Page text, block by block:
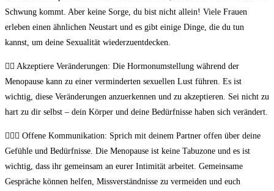
Schwung kommt. Aber keine ‌Sorge, du bist nicht allein! Viele ⁢Frauen
erleben einen ⁣ähnlichen Neustart und es ⁤gibt einige ⁤Dinge, die du tun
kannst, ‍um deine Sexualität wiederzuentdecken.
💆‍♀️ Akzeptiere Veränderungen: Die ⁣Hormonumstellung während der
‍Menopause kann zu einer verminderten sexuellen Lust führen. Es ist
wichtig, diese Veränderungen anzuerkennen und zu akzeptieren.‌ Sei nicht zu
hart zu dir‍ selbst – dein Körper und deine⁣ Bedürfnisse​ haben sich verändert.
👩‍❤️‍👨 Offene Kommunikation: Sprich mit deinem Partner offen über‍ deine
Gefühle‌ und ​Bedürfnisse. Die Menopause ist keine Tabuzone und⁣ es ist
wichtig, dass ihr gemeinsam an eurer Intimität arbeitet. Gemeinsame
Gespräche können helfen, Missverständnisse zu vermeiden und euch